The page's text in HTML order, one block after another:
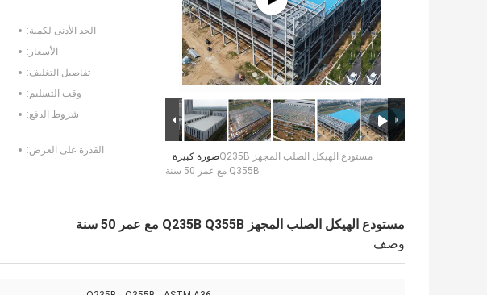
صورة كبيرة :مستودع الهيكل الصلب المجهز Q235B
Q355B مع عمر 50 سنة
الحد الأدنى لكمية:
الأسعار:
تفاصيل التغليف:
وقت التسليم:
شروط الدفع:
القدرة على العرض:
مستودع الهيكل الصلب المجهز Q235B Q355B مع عمر 50 سنة
وصف